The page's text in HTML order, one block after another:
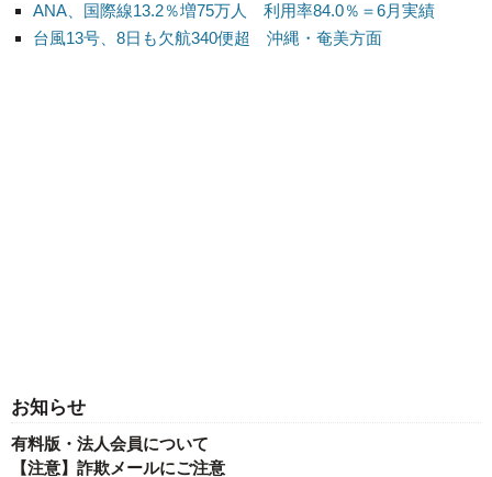
ANA、国際線13.2％増75万人 利用率84.0％＝6月実績
台風13号、8日も欠航340便超 沖縄・奄美方面
お知らせ
有料版・法人会員について
【注意】詐欺メールにご注意